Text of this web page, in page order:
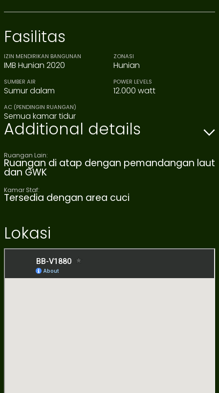
Fasilitas
IZIN MENDIRIKAN BANGUNAN
IMB Hunian 2020
ZONASI
Hunian
SUMBER AIR
Sumur dalam
POWER LEVELS
12.000 watt
AC (PENDINGIN RUANGAN)
Semua kamar tidur
Additional details
Ruangan Lain:
Ruangan di atap dengan pemandangan laut
dan GWK
Kamar Staf:
Tersedia dengan area cuci
Lokasi